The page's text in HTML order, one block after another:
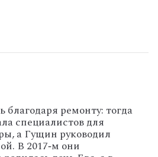
благодаря ремонту: тогда
специалистовдля
аГущин руководил
В 2017‑м они